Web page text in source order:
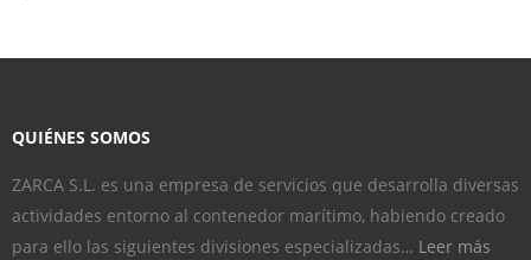
QUIÉNES SOMOS
ZARCA S.L. es una empresa de servicios que desarrolla diversas
actividades entorno al contenedor marítimo, habiendo creado
para ello las siguientes divisiones especializadas… Leer más